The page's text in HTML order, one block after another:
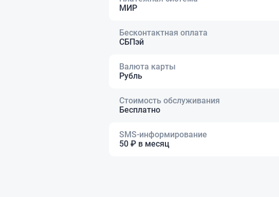
МИР
Бесконтактная оплата
СБПэй
Валюта карты
Рубль
Стоимость обслуживания
Бесплатно
SMS-информирование
50 ₽ в месяц